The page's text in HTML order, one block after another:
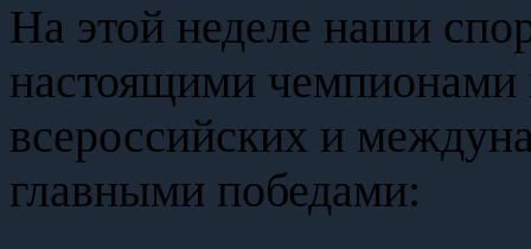
На этой неделе наши
настоящими чемпионами
всероссийских и
главными победами: